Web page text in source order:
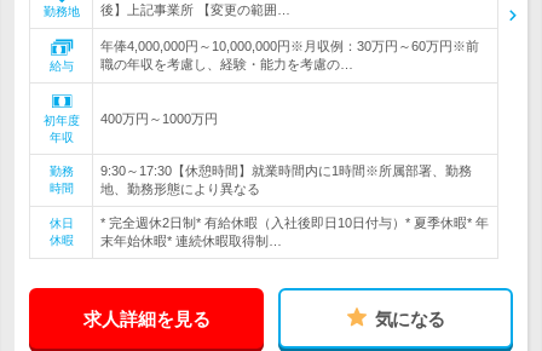
勤務地
後】上記事業所 【変更の範囲…
給与
年俸4,000,000円～10,000,000円※月収例：30万円～60万円※前
職の年収を考慮し、経験・能力を考慮の…
初年度
年収
400万円～1000万円
勤務
時間
9:30～17:30【休憩時間】就業時間内に1時間※所属部署、勤務
地、勤務形態により異なる
休日
休暇
* 完全週休2日制* 有給休暇（入社後即日10日付与）* 夏季休暇* 年
末年始休暇* 連続休暇取得制…
求人詳細を見る 気になる